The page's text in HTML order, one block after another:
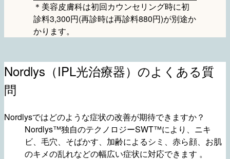
＊美容皮膚科は初回カウンセリング時に初
診料3,300円(再診時は再診料880円)が別途か
かります。
Nordlys（IPL光治療器）のよくある質
問
Nordlysではどのような症状の改善が期待できますか？
Nordlys™独自のテクノロジーSWT™により、ニキ
ビ、毛穴、そばかす、加齢によるシミ、赤ら顔、お肌
のキメの乱れなどの幅広い症状に対応できます 。